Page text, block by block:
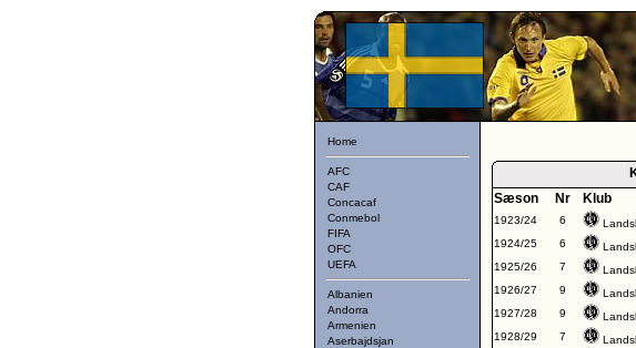
Home
AFC
CAF
Concacaf
Conmebol
FIFA
OFC
UEFA
Albanien
Andorra
Armenien
Aserbajdsjan
Sæson
Nr Klub
1923/24 6
1924/25
6
1925/26
7
1926/27
9
1927/28
9
1928/29
7